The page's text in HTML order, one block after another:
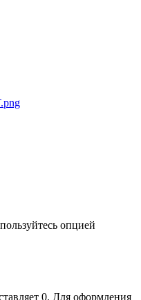
опцией
0. Для оформления